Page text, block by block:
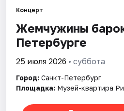
Площадки
Артисты
Концерт
Жемчужины
Петербурге
25 июля 2026 • суббота
Город: Санкт-Петербург
Площадка: Музей-квартира